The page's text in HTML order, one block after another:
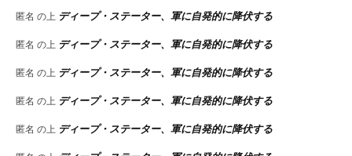
匿名 の上 ディープ・ステーター、軍に自発的に降伏する
匿名 の上 ディープ・ステーター、軍に自発的に降伏する
匿名 の上 ディープ・ステーター、軍に自発的に降伏する
匿名 の上 ディープ・ステーター、軍に自発的に降伏する
匿名 の上 ディープ・ステーター、軍に自発的に降伏する